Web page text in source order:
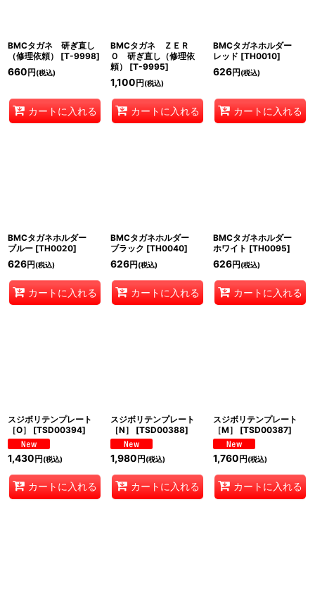
BMCタガネ 研ぎ直し
（修理依頼）
[T-9998]
660 円 (税込)
カートに入れる
BMCタガネ ＺＥＲ
Ｏ 研ぎ直し（修理依
頼）
[T-9995]
1,100 円 (税込)
カートに入れる
BMCタガネホルダー
レッド [TH0010]
626円 (税込)
カートに入れる
BMCタガネホルダー
ブルー [TH0020]
626円 (税込)
カートに入れる
BMCタガネホルダー
ブラック [TH0040]
626円 (税込)
カートに入れる
BMCタガネホルダー
ホワイト [TH0095]
626円 (税込)
カートに入れる
スジボリテンプレート
［O］
[TSD00394]
1,430円(税込)
カートに入れる
スジボリテンプレート
［N］
[TSD00388]
1,980円(税込)
カートに入れる
スジボリテンプレート
［M］
[TSD00387]
1,760円(税込)
カートに入れる